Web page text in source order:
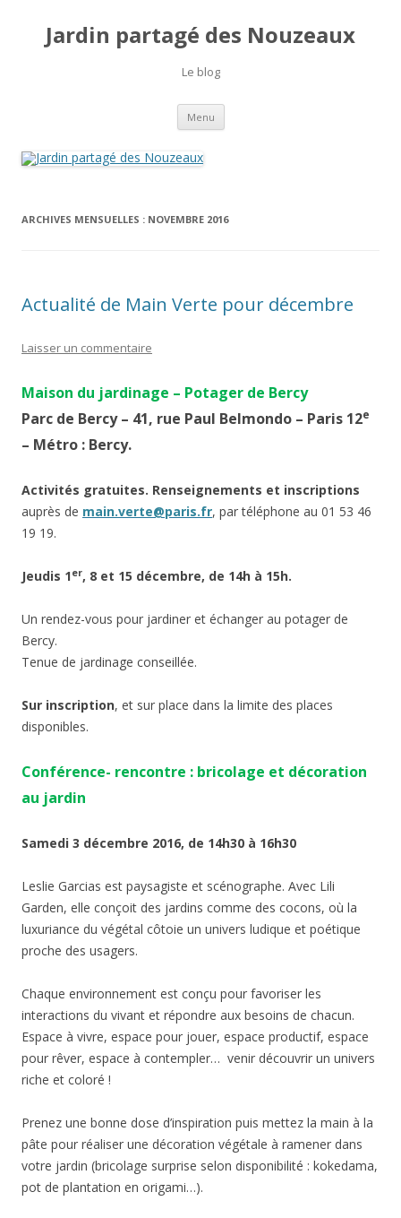
Jardin partagé des Nouzeaux
Le blog
Menu Aller
contenu
ARCHIVES MENSUELLES : NOVEMBRE 2016
Actualité de Main Verte pour décembre
Laisser un commentaire
Maison du jardinage – Potager de Bercy
Parc de Bercy – 41, rue Paul Belmondo – Paris 12e
– Métro : Bercy.
Activités gratuites. Renseignements et inscriptions
auprès de main.verte@paris.fr, par téléphone au 01 53 46
19 19.
Jeudis 1er, 8 et 15 décembre, de 14h à 15h.
Un rendez-vous pour jardiner et échanger au potager de
Bercy.
Tenue de jardinage conseillée.
Sur inscription, et sur place dans la limite des places
disponibles.
Conférence- rencontre : bricolage et décoration
au jardin
Samedi 3 décembre 2016, de 14h30 à 16h30
Leslie Garcias est paysagiste et scénographe. Avec Lili
Garden, elle conçoit des jardins comme des cocons, où la
luxuriance du végétal côtoie un univers ludique et poétique
proche des usagers.
Chaque environnement est conçu pour favoriser les
interactions du vivant et répondre aux besoins de chacun.
Espace à vivre, espace pour jouer, espace productif, espace
pour rêver, espace à contempler… venir découvrir un univers
riche et coloré !
Prenez une bonne dose d’inspiration puis mettez la main à la
pâte pour réaliser une décoration végétale à ramener dans
votre jardin (bricolage surprise selon disponibilité : kokedama,
pot de plantation en origami…).